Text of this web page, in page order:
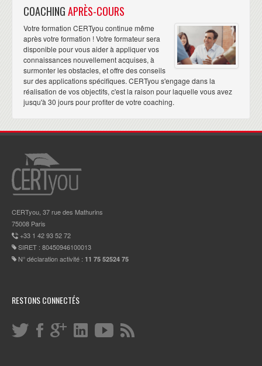
COACHINGAPRÈS-COURS
Votre formation CERTyou continue même
après votre formation ! Votre formateur sera
disponible pour vous aider à appliquer vos
connaissances nouvellement acquises, à
surmonter les obstacles, et offre des conseils
sur des applications spécifiques. CERTyou s'engage dans la
réalisation de vos objectifs, c'est la raison pour laquelle vous avez
jusqu'à 30 jours pour profiter de votre coaching.
CERTyou, 37 rue des Mathurins
75008 Paris
+33 1 42 93 52 72
SIRET : 80450946100013
N° déclaration activité : 11 75 52524 75
RESTONS CONNECTÉS